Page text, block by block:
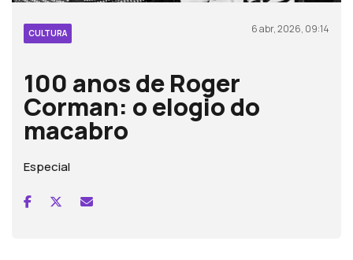
CULTURA 6 abr, 2026, 09:14
100 anos de Roger
Corman: o elogio do
macabro
Especial